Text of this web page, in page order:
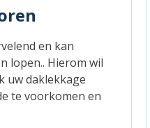
en kan
lopen.. Hierom wil
uw daklekkage
te voorkomen en